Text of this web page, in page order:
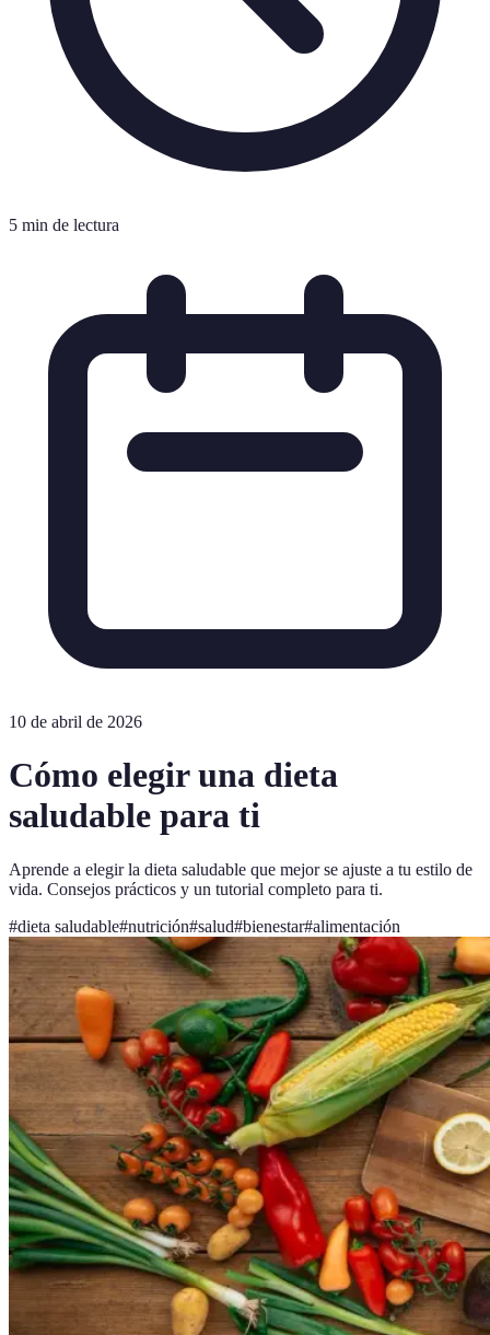
5 min de lectura
10 de abril de 2026
Cómo elegir una dieta
saludable para ti
Aprende a elegir la dieta saludable que mejor se ajuste a tu estilo de
vida. Consejos prácticos y un tutorial completo para ti.
#dieta saludable#nutrición#salud#bienestar#alimentación